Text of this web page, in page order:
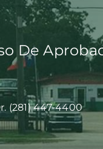
De
(281) 447-4400